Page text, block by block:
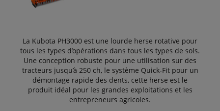
La Kubota PH3000 est une lourde herse rotative pour
tous les types d’opérations dans tous les types de sols.
Une conception robuste pour une utilisation sur des
tracteurs jusqu’à 250 ch, le système Quick-Fit pour un
démontage rapide des dents, cette herse est le
produit idéal pour les grandes exploitations et les
entrepreneurs agricoles.